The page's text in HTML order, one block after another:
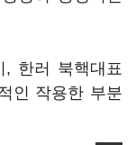
, 한러 북핵대표
인 작용한 부분